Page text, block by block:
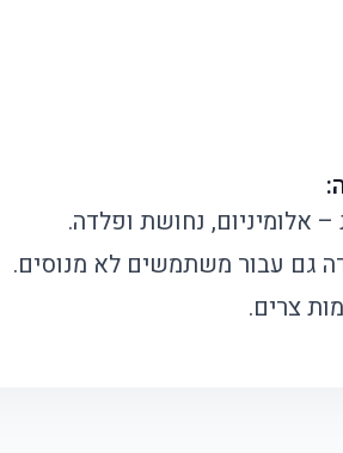
– אלומיניום, נחושת ופלדה.
גם עבור משתמשים לא מנוסים.
צרים.